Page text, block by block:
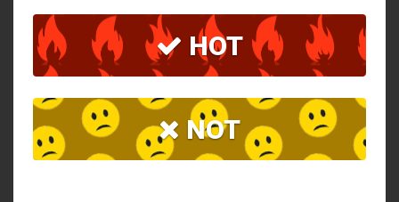
HOT
NOT